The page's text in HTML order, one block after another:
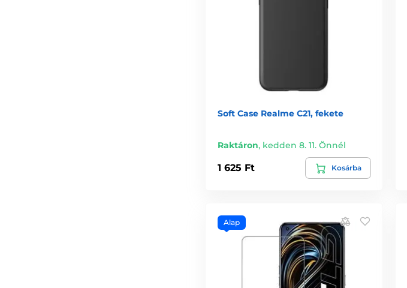
Soft Case Realme C21, fekete
Raktáron, kedden 8. 11. Önnél
1 625 Ft Kosárba
Alap